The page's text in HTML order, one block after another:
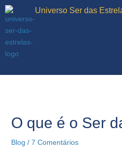
para
conteúdo
Universo Ser das
O que é o Ser
Blog / 7 Comentários